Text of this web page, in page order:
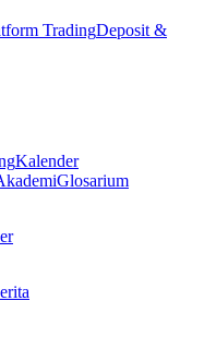
TradingDeposit &
Kalender
Glosarium